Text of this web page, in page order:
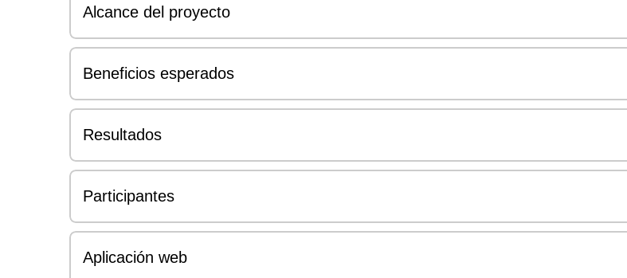
Alcance del proyecto
Beneficios esperados
Resultados
Participantes
Aplicación web